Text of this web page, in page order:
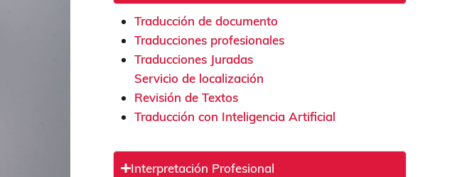
Traducción de documento
Traducciones profesionales
Traducciones Juradas
Servicio de localización
Revisión de Textos
Traducción con Inteligencia Artificial
Interpretación Profesional